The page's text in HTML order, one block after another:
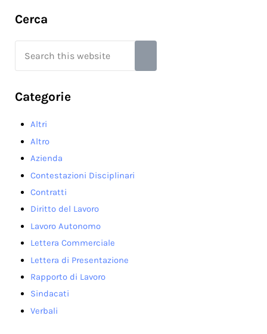
Sidebar
Cerca
Categorie
Altri
Altro
Azienda
Contestazioni Disciplinari
Contratti
Diritto del Lavoro
Lavoro Autonomo
Lettera Commerciale
Lettera di Presentazione
Rapporto di Lavoro
Sindacati
Verbali